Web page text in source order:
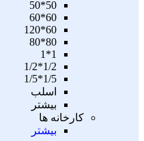
50*50
60*60
60*120
80*80
1*1
1/2*1/2
1/5*1/5
اسلب
بیشتر
کارخانه ها
بیشتر